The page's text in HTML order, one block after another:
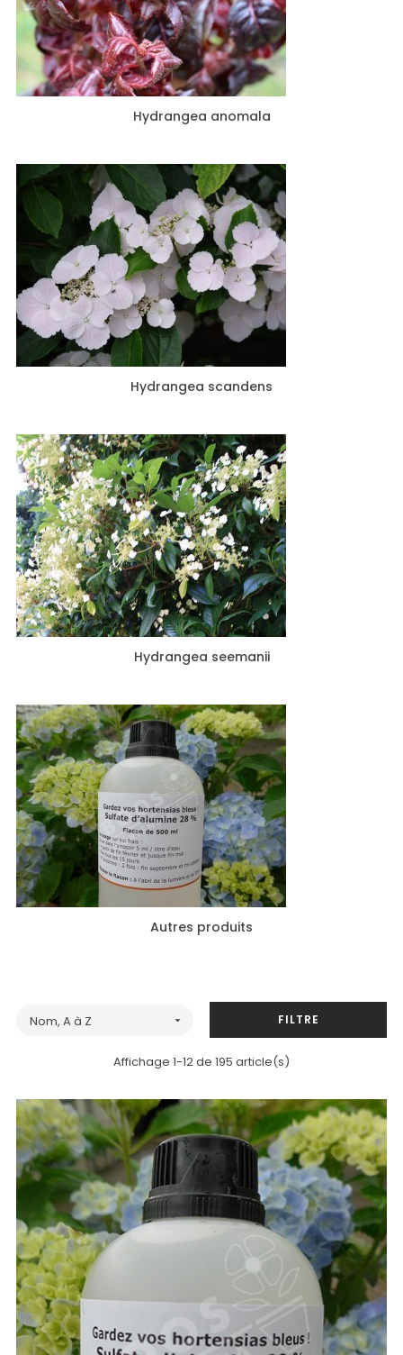
Hydrangea anomala
Hydrangea scandens
Hydrangea seemanii
Autres produits
Nom, A à Z  FILTRE
Affichage 1-12 de 195 article(s)